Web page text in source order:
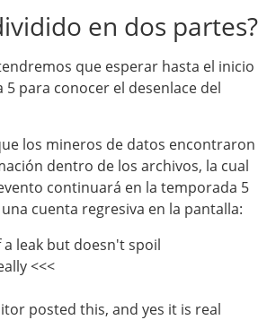
en dos partes?
que esperar hasta el inicio
para conocer el desenlace del
los mineros de datos encontraron
dentro de los archivos, la cual
continuará en la temporada 5
cuenta regresiva en la pantalla:
a leak but doesn't spoil
<<<
posted this, and yes it is real